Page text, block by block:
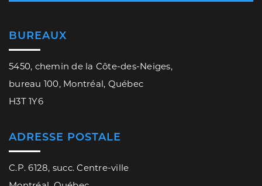
BUREAUX
5450, chemin de la Côte-des-Neiges,
bureau 100, Montréal, Québec
H3T 1Y6
ADRESSE POSTALE
C.P. 6128, succ. Centre-ville